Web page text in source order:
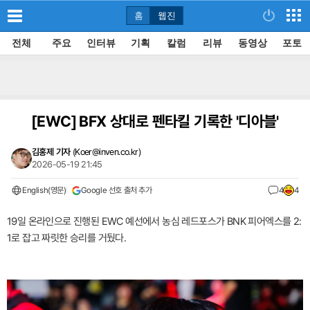
홈 웹진
전체 주요 인터뷰 기획 칼럼 리뷰 동영상 포토
[EWC]BFX 상대로 펜타킬 기록한 '디아블'
김홍제 기자 (Koer@inven.co.kr)
2026-05-19 21:45
English(영문) Google 선호 출처 추가 4 4
19일 온라인으로 진행된 EWC 예선에서 농심 레드포스가 BNK 피어엑스를 2:
1로 잡고 짜릿한 승리를 거뒀다.